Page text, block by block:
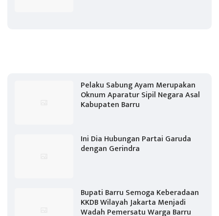
Pelaku Sabung Ayam Merupakan
Oknum Aparatur Sipil Negara Asal
Kabupaten Barru
Ini Dia Hubungan Partai Garuda
dengan Gerindra
Bupati Barru Semoga Keberadaan
KKDB Wilayah Jakarta Menjadi
Wadah Pemersatu Warga Barru